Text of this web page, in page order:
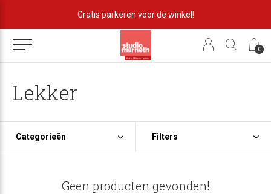
0
Gratis parkeren voor de winkel!
Lekker
Categorieën Filters
Geen producten gevonden!